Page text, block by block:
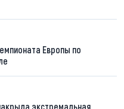
Европы по
экстремальная